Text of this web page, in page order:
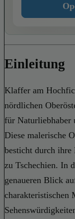
Einleitung
Klaffer am
nördlichen
für Naturliebhaber
Diese malerische
besticht durch
zu Tschechien. In
genaueren Blick
charakteristischen